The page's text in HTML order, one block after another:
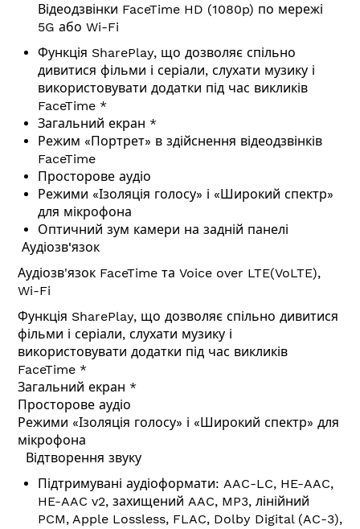
Відеодзвінки FaceTime HD (1080p) по мережі
5G або Wi-Fi
Функція SharePlay, що дозволяє спільно
дивитися фільми і серіали, слухати музику і
використовувати додатки під час викликів
FaceTime *
Загальний екран *
Режим «Портрет» в здійснення відеодзвінків
FaceTime
Просторове аудіо
Режими «Ізоляція голосу» і «Широкий спектр»
для мікрофона
Оптичний зум камери на задній панелі
Аудіозв'язок
Аудіозв'язок FaceTime та Voice over LTE(VoLTE),
Wi-Fi
Функція SharePlay, що дозволяє спільно дивитися
фільми і серіали, слухати музику і
використовувати додатки під час викликів
FaceTime *
Загальний екран *
Просторове аудіо
Режими «Ізоляція голосу» і «Широкий спектр» для
мікрофона
Відтворення звуку
Підтримувані аудіоформати: AAC-LC, HE-AAC,
HE-AAC v2, захищений AAC, MP3, лінійний
PCM, Apple Lossless, FLAC, Dolby Digital (AC-3),